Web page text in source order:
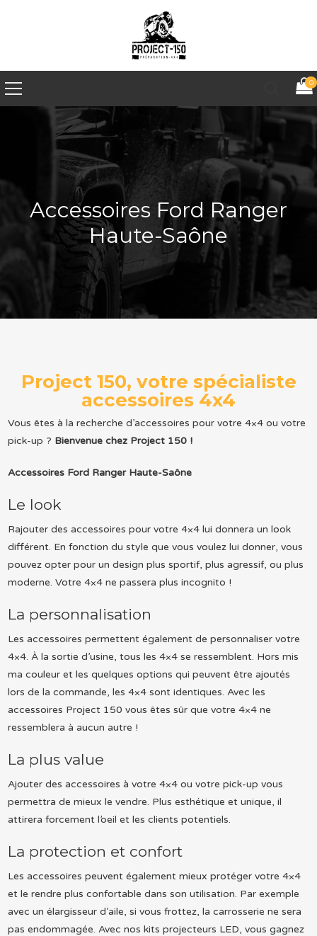
0
Accessoires Ford Ranger
Haute-Saône
Project 150, votre spécialiste
accessoires 4x4
Vous êtes à la recherche d’accessoires pour votre 4×4 ou votre
pick-up ? Bienvenue chez Project 150 !
Accessoires Ford Ranger Haute-Saône
Le look
Rajouter des accessoires pour votre 4×4 lui donnera un look
différent. En fonction du style que vous voulez lui donner, vous
pouvez opter pour un design plus sportif, plus agressif, ou plus
moderne. Votre 4×4 ne passera plus incognito !
La personnalisation
Les accessoires permettent également de personnaliser votre
4×4. À la sortie d’usine, tous les 4×4 se ressemblent. Hors mis
ma couleur et les quelques options qui peuvent être ajoutés
lors de la commande, les 4×4 sont identiques. Avec les
accessoires Project 150 vous êtes sûr que votre 4×4 ne
ressemblera à aucun autre !
La plus value
Ajouter des accessoires à votre 4×4 ou votre pick-up vous
permettra de mieux le vendre. Plus esthétique et unique, il
attirera forcement l’oeil et les clients potentiels.
La protection et confort
Les accessoires peuvent également mieux protéger votre 4×4
et le rendre plus confortable dans son utilisation. Par exemple
avec un élargisseur d’aile, si vous frottez, la carrosserie ne sera
pas endommagée. Avec nos kits projecteurs LED, vous gagnez